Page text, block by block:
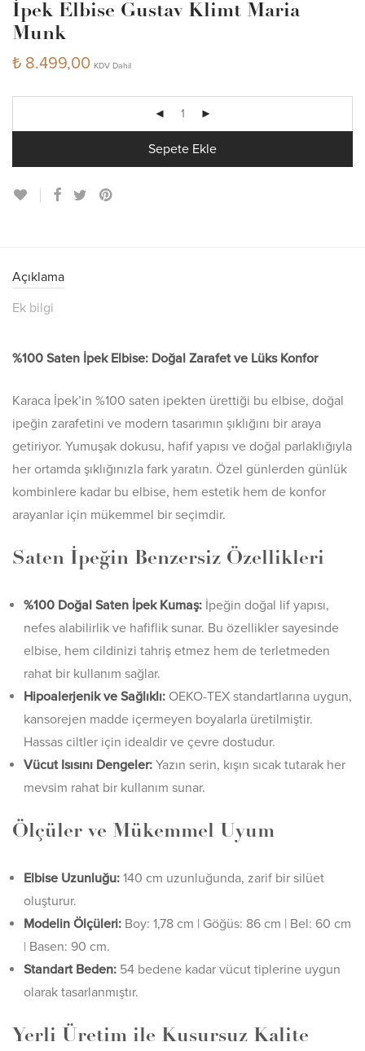
İpek Elbise Gustav Klimt Maria
Munk
₺ 8.499,00 KDV Dahil
Sepete Ekle
Açıklama
Ek bilgi
%100 Saten İpek Elbise: Doğal Zarafet ve Lüks Konfor
Karaca İpek’in %100 saten ipekten ürettiği bu elbise, doğal
ipeğin zarafetini ve modern tasarımın şıklığını bir araya
getiriyor. Yumuşak dokusu, hafif yapısı ve doğal parlaklığıyla
her ortamda şıklığınızla fark yaratın. Özel günlerden günlük
kombinlere kadar bu elbise, hem estetik hem de konfor
arayanlar için mükemmel bir seçimdir.
Saten İpeğin Benzersiz Özellikleri
%100 Doğal Saten İpek Kumaş: İpeğin doğal lif yapısı,
nefes alabilirlik ve hafiflik sunar. Bu özellikler sayesinde
elbise, hem cildinizi tahriş etmez hem de terletmeden
rahat bir kullanım sağlar.
Hipoalerjenik ve Sağlıklı: OEKO-TEX standartlarına uygun,
kansorejen madde içermeyen boyalarla üretilmiştir.
Hassas ciltler için idealdir ve çevre dostudur.
Vücut Isısını Dengeler: Yazın serin, kışın sıcak tutarak her
mevsim rahat bir kullanım sunar.
Ölçüler ve Mükemmel Uyum
Elbise Uzunluğu: 140 cm uzunluğunda, zarif bir silüet
oluşturur.
Modelin Ölçüleri: Boy: 1,78 cm | Göğüs: 86 cm | Bel: 60 cm
| Basen: 90 cm.
Standart Beden: 54 bedene kadar vücut tiplerine uygun
olarak tasarlanmıştır.
Yerli Üretim ile Kusursuz Kalite